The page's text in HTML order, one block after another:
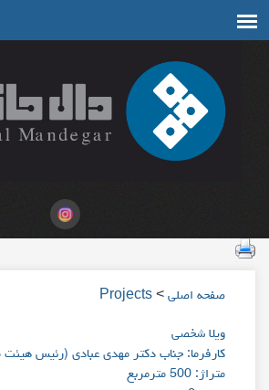
صفحه اصلی >
Projects
ویلا شخصی
کارفرما: جناب دکتر مهدی عبادی (رئیس هیئت
متراژ: 500 مترمربع